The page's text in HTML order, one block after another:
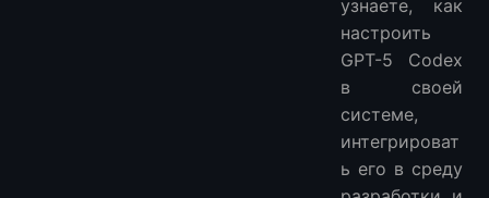
узнаете, как
настроить
GPT-5 Codex
в своей
системе,
интегрироват
ь его в среду